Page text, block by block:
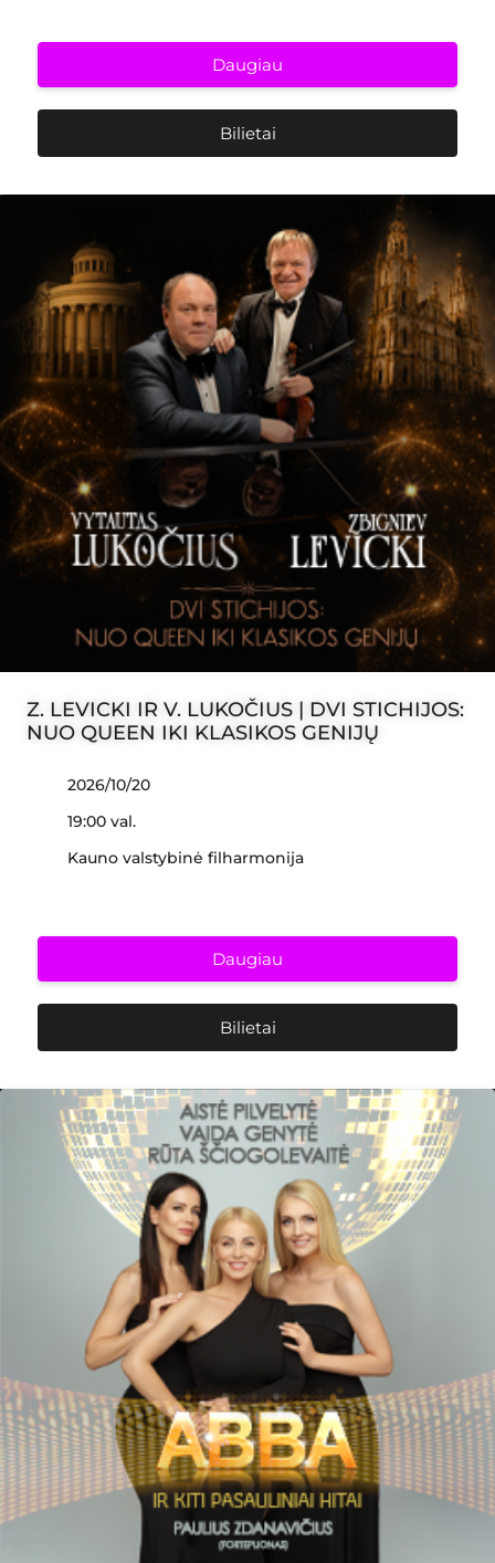
Daugiau
Bilietai
Z. LEVICKI IR V. LUKOČIUS | DVI STICHIJOS:
NUO QUEEN IKI KLASIKOS GENIJŲ
2026/10/20
19:00 val.
Kauno valstybinė filharmonija
Daugiau
Bilietai